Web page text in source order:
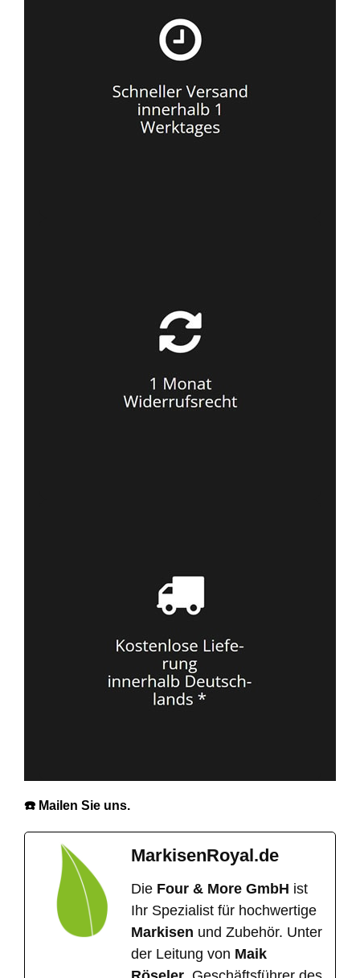
☎️ Mailen Sie uns.
MarkisenRoyal.de
Die Four & More GmbH ist
Ihr Spezialist für hochwertige
Markisen und Zubehör. Unter
der Leitung von Maik